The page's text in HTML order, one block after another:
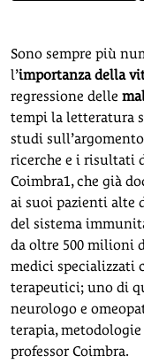
Sono sempre più
l’importanza della
regressione delle
tempi la letteratura
studi
ricerche e i risultati
Coimbra1, che già
ai suoi pazienti alte
del sistema
da oltre 500 milioni
medici specializzati
terapeutici; uno di
neurologo e
terapia,
professor Coimbra.